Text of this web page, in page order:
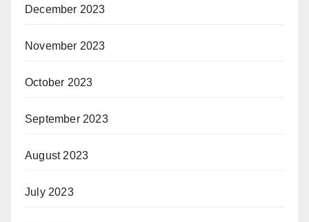
December 2023
November 2023
October 2023
September 2023
August 2023
July 2023